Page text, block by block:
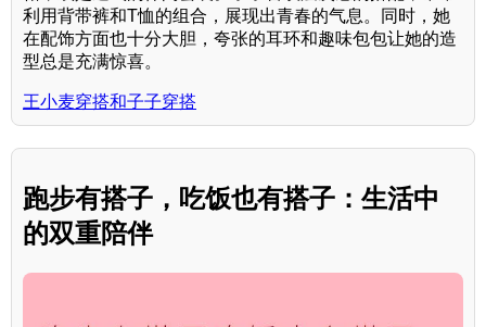
利用背带裤和T恤的组合，展现出青春的气息。同时，她
在配饰方面也十分大胆，夸张的耳环和趣味包包让她的造
型总是充满惊喜。
王小麦穿搭和子子穿搭
跑步有搭子，吃饭也有搭子：生活中
的双重陪伴